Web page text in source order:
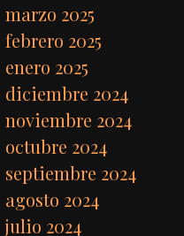
marzo 2025
febrero 2025
enero 2025
diciembre 2024
noviembre 2024
octubre 2024
septiembre 2024
agosto 2024
julio 2024